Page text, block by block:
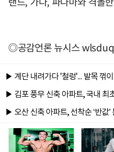
◎공감언론 뉴시스